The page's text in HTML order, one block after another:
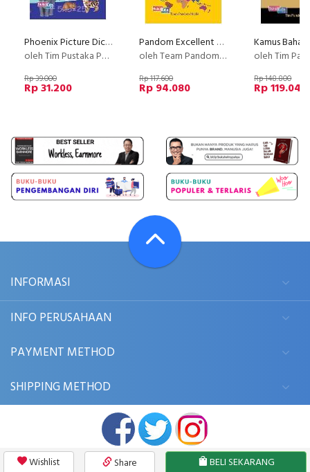
Phoenix Picture Dictionary for Children (Indonesia-Arabian-English)
oleh Tim Pustaka Phoenix
Rp 39.000
Rp 31.200
Pandom Excellent Dictionary New Edition (SC)
oleh Team Pandom Media Nusantara
Rp 117.600
Rp 94.080
oleh Tim Pandom Media
Rp 148.800
Rp 119.040
Wishlist Share BELI SEKARANG
INFORMASI
INFO PERUSAHAAN
PAYMENT METHOD
SHIPPING METHOD
© 2006 - 2026 BUKUKITA.COM